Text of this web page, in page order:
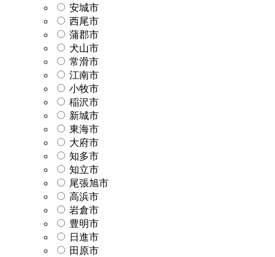
安城市
西尾市
蒲郡市
犬山市
常滑市
江南市
小牧市
稲沢市
新城市
東海市
大府市
知多市
知立市
尾張旭市
高浜市
岩倉市
豊明市
日進市
田原市